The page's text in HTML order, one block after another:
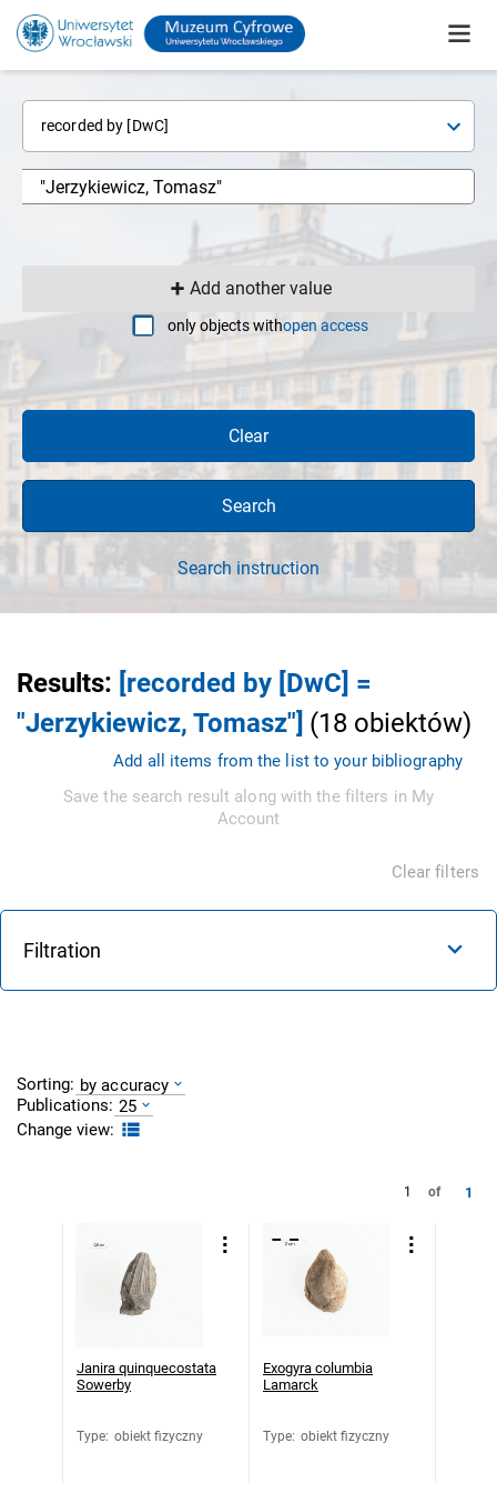
recorded by [DwC]
Add another value
only objects withopen access
Clear
Search
Search instruction
Results: [recorded by [DwC] =
"Jerzykiewicz, Tomasz"] (18 obiektów)
Add all items from the list to your bibliography
Save the search result along with the filters in My
Account
Clear filters
Filtration
Sorting: by accuracy
Publications: 25
Change view:
1 of 1
Janira quinquecostata
Sowerby
Type: obiekt fizyczny
Exogyra columbia
Lamarck
Type: obiekt fizyczny